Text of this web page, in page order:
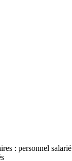
: personnel salarié